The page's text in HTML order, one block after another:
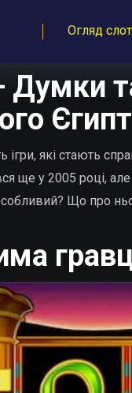
Огляд
ігри, які стають
ще у 2005 році,
Що про